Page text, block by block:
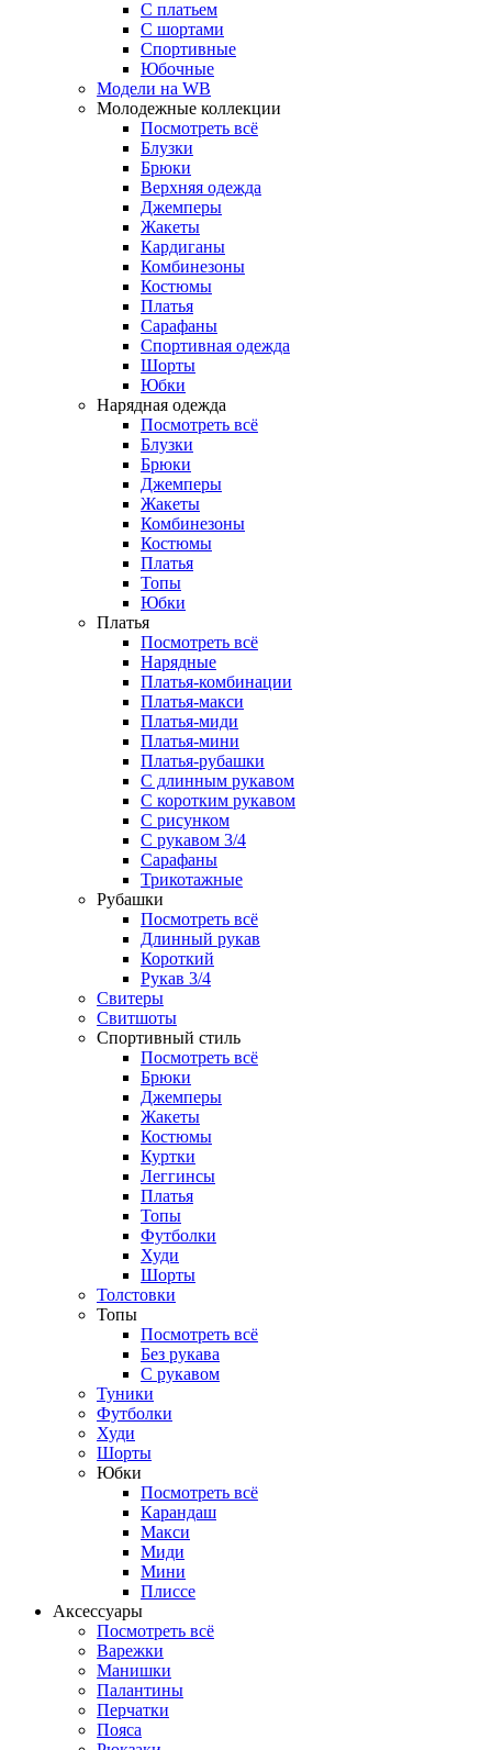
С платьем
С шортами
Спортивные
Юбочные
Модели на WB
Молодежные коллекции
Посмотреть всё
Блузки
Брюки
Верхняя одежда
Джемперы
Жакеты
Кардиганы
Комбинезоны
Костюмы
Платья
Сарафаны
Спортивная одежда
Шорты
Юбки
Нарядная одежда
Посмотреть всё
Блузки
Брюки
Джемперы
Жакеты
Комбинезоны
Костюмы
Платья
Топы
Юбки
Платья
Посмотреть всё
Нарядные
Платья-комбинации
Платья-макси
Платья-миди
Платья-мини
Платья-рубашки
С длинным рукавом
С коротким рукавом
С рисунком
С рукавом 3/4
Сарафаны
Трикотажные
Рубашки
Посмотреть всё
Длинный рукав
Короткий
Рукав 3/4
Свитеры
Свитшоты
Спортивный стиль
Посмотреть всё
Брюки
Джемперы
Жакеты
Костюмы
Куртки
Леггинсы
Платья
Топы
Футболки
Худи
Шорты
Толстовки
Топы
Посмотреть всё
Без рукава
С рукавом
Туники
Футболки
Худи
Шорты
Юбки
Посмотреть всё
Карандаш
Макси
Миди
Мини
Плиссе
Аксессуары
Посмотреть всё
Варежки
Манишки
Палантины
Перчатки
Пояса